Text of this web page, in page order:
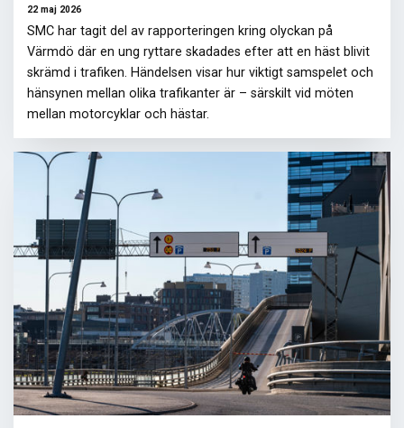
22 maj 2026
SMC har tagit del av rapporteringen kring olyckan på
Värmdö där en ung ryttare skadades efter att en häst blivit
skrämd i trafiken. Händelsen visar hur viktigt samspelet och
hänsynen mellan olika trafikanter är – särskilt vid möten
mellan motorcyklar och hästar.